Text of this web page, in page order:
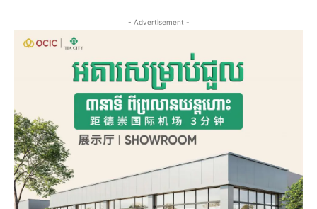
- Advertisement -